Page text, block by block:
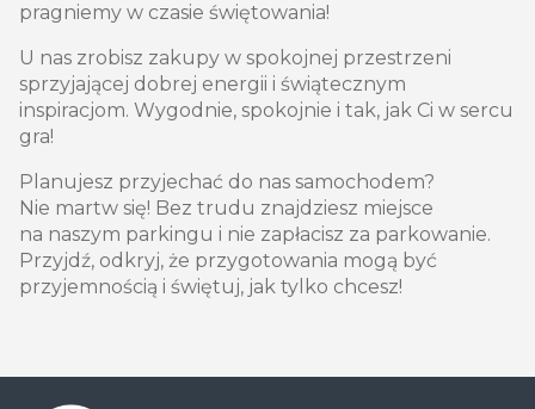
pragniemy w czasie świętowania!
U nas zrobisz zakupy w spokojnej przestrzeni
sprzyjającej dobrej energii i świątecznym
inspiracjom. Wygodnie, spokojnie i tak, jak Ci w sercu
gra!
Planujesz przyjechać do nas samochodem?
Nie martw się! Bez trudu znajdziesz miejsce
na naszym parkingu i nie zapłacisz za parkowanie.
Przyjdź, odkryj, że przygotowania mogą być
przyjemnością i świętuj, jak tylko chcesz!